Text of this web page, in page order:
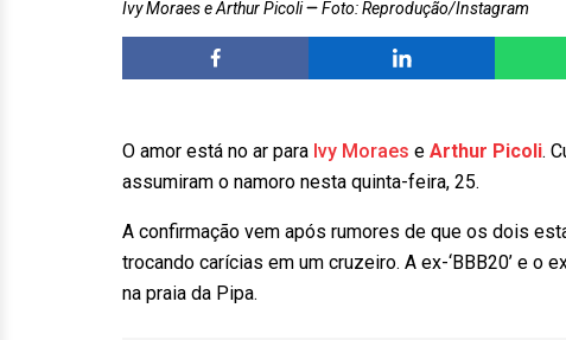
Ivy Moraes e Arthur Picoli Foto: Reprodução/Instagram
O amor está no ar para Ivy Moraes e Arthur Picoli.
assumiram o namoro nesta quinta-feira, 25.
A confirmação vem após rumores de que os dois
trocando carícias em um cruzeiro. A ex-‘BBB20’ e o
na praia da Pipa.